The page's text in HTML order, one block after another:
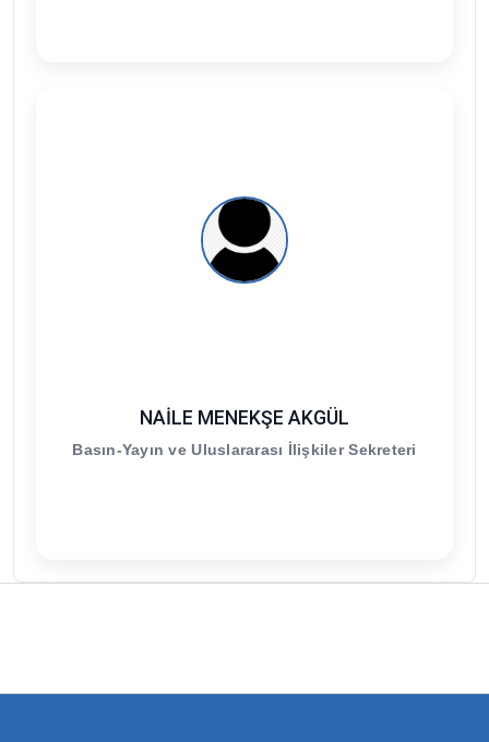
NAİLE MENEKŞE AKGÜL
Basın-Yayın ve Uluslararası İlişkiler Sekreteri